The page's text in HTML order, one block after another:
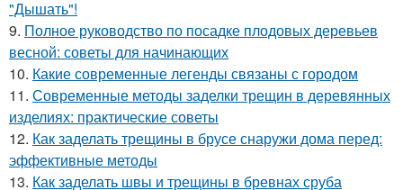
"Дышать"!
9. Полное руководство по посадке плодовых деревьев
весной: советы для начинающих
10. Какие современные легенды связаны с городом
11. Современные методы заделки трещин в деревянных
изделиях: практические советы
12. Как заделать трещины в брусе снаружи дома перед:
эффективные методы
13. Как заделать швы и трещины в бревнах сруба